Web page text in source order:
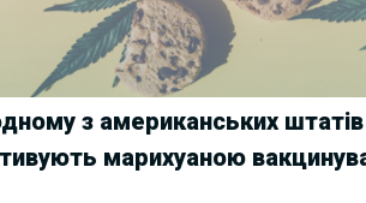
з американських
марихуаною